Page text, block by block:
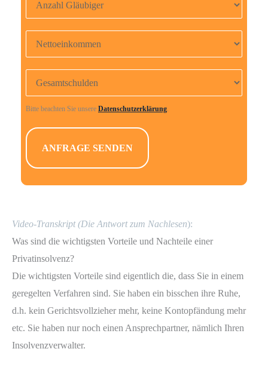
e
l
d
e
e
Nettoeinkommen
Gesamtschulden
Bitte beachten Sie unsere Datenschutzerklärung.
Video-Transkript (Die Antwort zum Nachlesen):
Was sind die wichtigsten Vorteile und Nachteile einer
Privatinsolvenz?
Die wichtigsten Vorteile sind eigentlich die, dass Sie in einem
geregelten Verfahren sind. Sie haben ein bisschen ihre Ruhe,
d.h. kein Gerichtsvollzieher mehr, keine Kontopfändung mehr
etc. Sie haben nur noch einen Ansprechpartner, nämlich Ihren
Insolvenzverwalter.